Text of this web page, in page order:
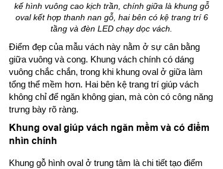
kế hình vuông cao kịch trần, chính giữa là khung gỗ
oval kết hợp thanh nan gỗ, hai bên có kệ trang trí 6
tầng và đèn LED chạy dọc vách.
Điểm đẹp của mẫu vách này nằm ở sự cân bằng
giữa vuông và cong. Khung vách chính có dáng
vuông chắc chắn, trong khi khung oval ở giữa làm
tổng thể mềm hơn. Hai bên kệ trang trí giúp vách
không chỉ để ngăn không gian, mà còn có công năng
trưng bày rõ ràng.
Khung oval giúp vách ngăn mềm và có điểm
nhìn chính
Khung gỗ hình oval ở trung tâm là chi tiết tạo điểm